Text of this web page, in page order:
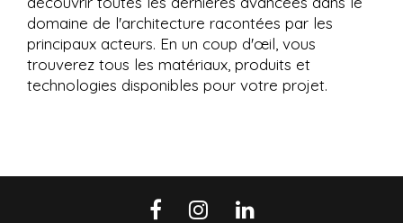
domaine de l'architecture racontées par les
principaux acteurs. En un coup d'œil, vous
trouverez tous les matériaux, produits et
technologies disponibles pour votre projet.